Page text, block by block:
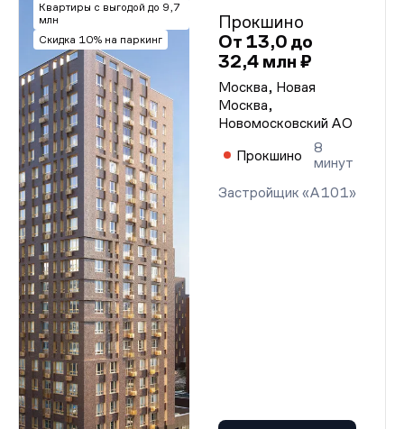
Квартиры с выгодой до 9,7
млн
Скидка 10% на паркинг
Прокшино
От 13,0 до
32,4 млн ₽
Москва, Новая
Москва,
Новомосковский АО
Прокшино
8
минут
Застройщик «А101»